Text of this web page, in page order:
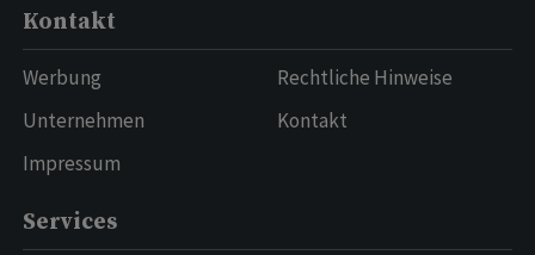
Kontakt
Werbung
Unternehmen
Impressum
Rechtliche Hinweise
Kontakt
Services